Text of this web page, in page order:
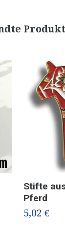
Stifte
Pferd
5,02 €